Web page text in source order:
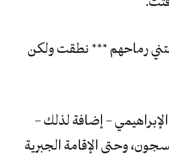
رماحهم *** نطقت ولكن
– إضافة لذلك –
وحتى الإقامة الجبرية